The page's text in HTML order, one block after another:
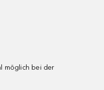
möglich bei der